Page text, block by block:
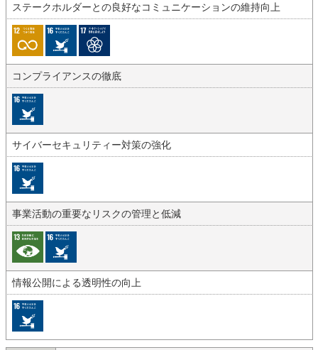
ステークホルダーとの良好なコミュニケーションの維持向上
コンプライアンスの徹底
サイバーセキュリティー対策の強化
事業活動の重要なリスクの管理と低減
情報公開による透明性の向上